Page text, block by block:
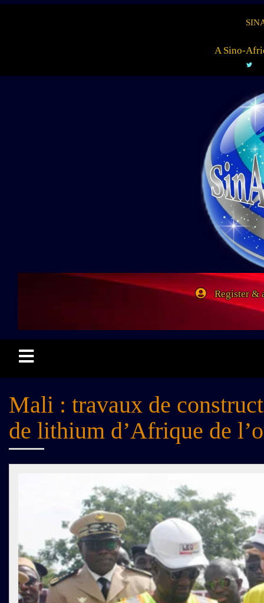
A Sino-
Register &
Mali : travaux de
de lithium d’Afrique de